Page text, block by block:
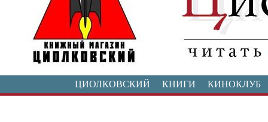
ЦИОЛКОВСКИЙ КНИГИ КИНОКЛУБ